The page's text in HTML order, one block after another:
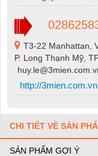
T3-22 Manhattan,
P. Long Thạnh Mỹ,
http://3mien.com.vn
CHI TIẾT VỀ SẢN
SẢN PHẨM GỢI Ý